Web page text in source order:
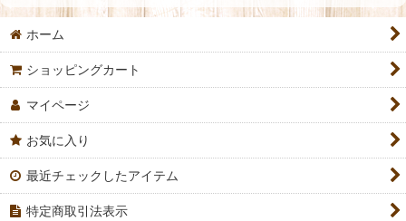
ホーム
ショッピングカート
マイページ
お気に入り
最近チェックしたアイテム
特定商取引法表示